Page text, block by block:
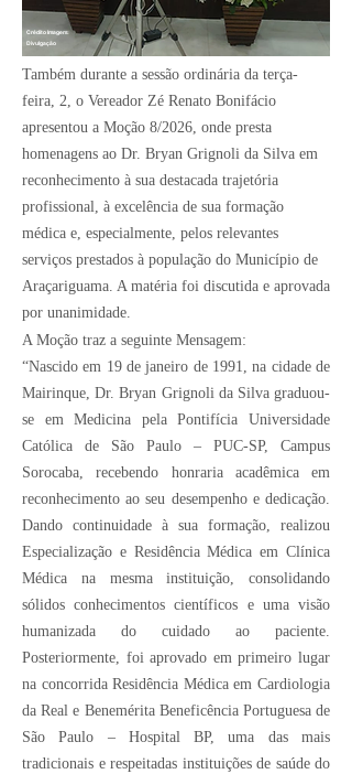
Divulgação
Crédito Imagem:
Também durante a sessão ordinária da terça-
feira, 2, o Vereador Zé Renato Bonifácio
apresentou a Moção 8/2026, onde presta
homenagens ao Dr. Bryan Grignoli da Silva em
reconhecimento à sua destacada trajetória
profissional, à excelência de sua formação
médica e, especialmente, pelos relevantes
serviços prestados à população do Município de
Araçariguama. A matéria foi discutida e aprovada
por unanimidade.
A Moção traz a seguinte Mensagem:
“Nascido em 19 de janeiro de 1991, na cidade de
Mairinque, Dr. Bryan Grignoli da Silva graduou-
se em Medicina pela Pontifícia Universidade
Católica de São Paulo – PUC-SP, Campus
Sorocaba, recebendo honraria acadêmica em
reconhecimento ao seu desempenho e dedicação.
Dando continuidade à sua formação, realizou
Especialização e Residência Médica em Clínica
Médica na mesma instituição, consolidando
sólidos conhecimentos científicos e uma visão
humanizada do cuidado ao paciente.
Posteriormente, foi aprovado em primeiro lugar
na concorrida Residência Médica em Cardiologia
da Real e Benemérita Beneficência Portuguesa de
São Paulo – Hospital BP, uma das mais
tradicionais e respeitadas instituições de saúde do